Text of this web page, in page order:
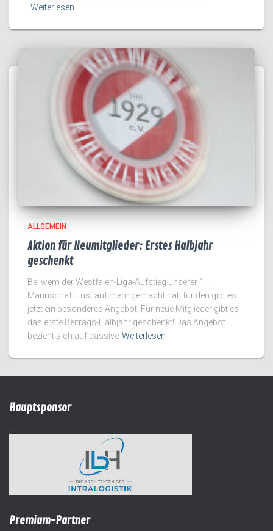
Weiterlesen
ALLGEMEIN
Aktion für Neumitglieder: Erstes Halbjahr
geschenkt
Bei wem der Westfalen-Liga-Aufstieg unserer 1.
Mannschaft Lust auf mehr gemacht hat, für den gibt es
jetzt ein besonderes Angebot: Für neue Mitglieder gibt es
das erste Beitrags-Halbjahr geschenkt! Das Angebot
bezieht sich auf passive Weiterlesen
Hauptsponsor
Premium-Partner